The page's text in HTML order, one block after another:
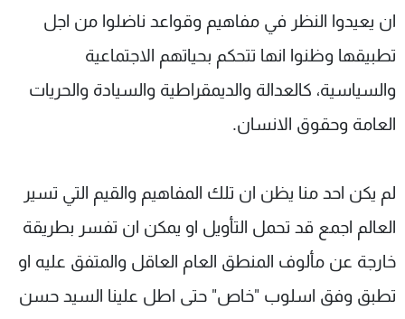
ان يعيدوا النظر في مفاهيم وقواعد ناضلوا من اجل
تطبيقها وظنوا انها تتحكم بحياتهم الاجتماعية
والسياسية، كالعدالة والديمقراطية والسيادة والحريات
العامة وحقوق الانسان.
لم يكن احد منا يظن ان تلك المفاهيم والقيم التي تسير
العالم اجمع قد تحمل التأويل او يمكن ان تفسر بطريقة
خارجة عن مألوف المنطق العام العاقل والمتفق عليه او
تطبق وفق اسلوب "خاص" حتى اطل علينا السيد حسن
البرامج
شاهد البرامج
عن MTV
لاعلاناتكم
وظائف
تواصل معنا
شروط الإسـتخدام
سياسة الخصوصية